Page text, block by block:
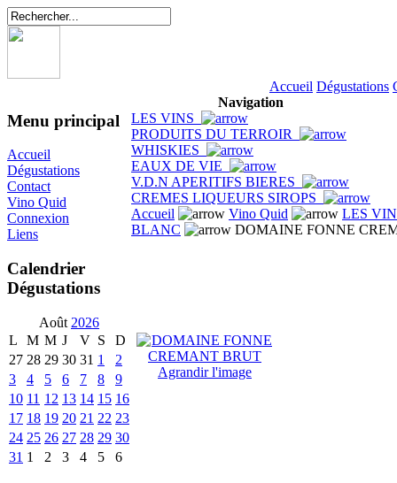
Accueil Dégustations
Menu principal
Accueil
Dégustations
Contact
Vino Quid
Connexion
Liens
Calendrier
Dégustations
Août 2026
L
M M J V S
D
27 28 29 30 31 1
2
3
4 5 6 7 8
9
10 11 12 13 14 15 16
17 18 19 20 21 22 23
24 25 26 27 28 29 30
31 1 2 3 4 5 6
Navigation
LES VINS
PRODUITS DU TERROIR
WHISKIES
EAUX DE VIE
V.D.N APERITIFS BIERES
CREMES LIQUEURS SIROPS
Accueil
Vino Quid
LES
BLANC
DOMAINE FONNE
Agrandir l'image